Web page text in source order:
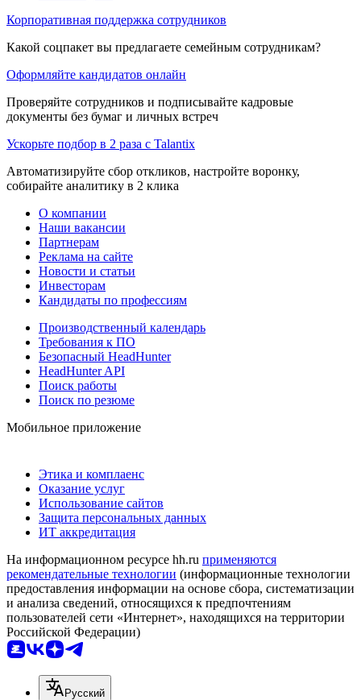
Корпоративная поддержка сотрудников
Какой соцпакет вы предлагаете семейным сотрудникам?
Оформляйте кандидатов онлайн
Проверяйте сотрудников и подписывайте кадровые
документы без бумаг и личных встреч
Ускорьте подбор в 2 раза с Talantix
Автоматизируйте сбор откликов, настройте воронку,
собирайте аналитику в 2 клика
О компании
Наши вакансии
Партнерам
Реклама на сайте
Новости и статьи
Инвесторам
Кандидаты по профессиям
Производственный календарь
Требования к ПО
Безопасный HeadHunter
HeadHunter API
Поиск работы
Поиск по резюме
Мобильное приложение
Этика и комплаенс
Оказание услуг
Использование сайтов
Защита персональных данных
ИТ аккредитация
На информационном ресурсе hh.ru применяются
рекомендательные технологии (информационные технологии
предоставления информации на основе сбора, систематизации
и анализа сведений, относящихся к предпочтениям
пользователей сети «Интернет», находящихся на территории
Российской Федерации)
Русский